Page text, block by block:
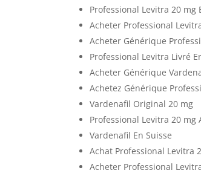
Professional Levitra 20 mg
Acheter Professional
Acheter Générique
Professional Levitra Livré
Acheter Générique
Achetez Générique
Vardenafil Original 20 mg
Professional Levitra 20 mg
Vardenafil En Suisse
Achat Professional Levitra
Acheter Professional